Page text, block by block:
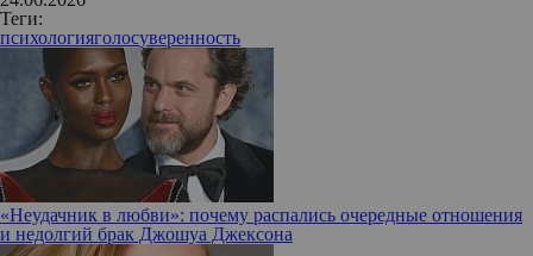
Теги:
психологияголосуверенность
«Неудачник в любви»: почему распались очередные отношения
и недолгий брак Джошуа Джексона